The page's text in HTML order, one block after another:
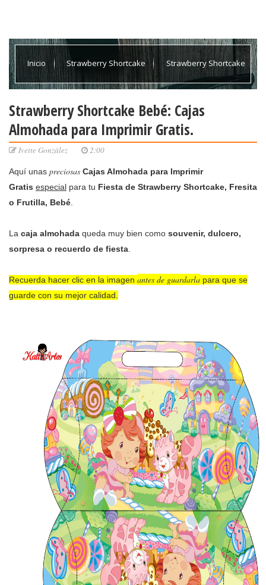
Inicio Strawberry Shortcake Strawberry Shortcake
Strawberry Shortcake Bebé: Cajas
Almohada para Imprimir Gratis.
Ivette González 2:00
Aquí unas preciosas Cajas Almohada para Imprimir
Gratis especial para tu Fiesta de Strawberry Shortcake, Fresita
o Frutilla, Bebé
La caja almohada queda muy bien como souvenir, dulcero,
sorpresa o recuerdo de fiesta
Recuerda hacer clic en la imagen antes de guardarla para que se
guarde con su mejor calidad.